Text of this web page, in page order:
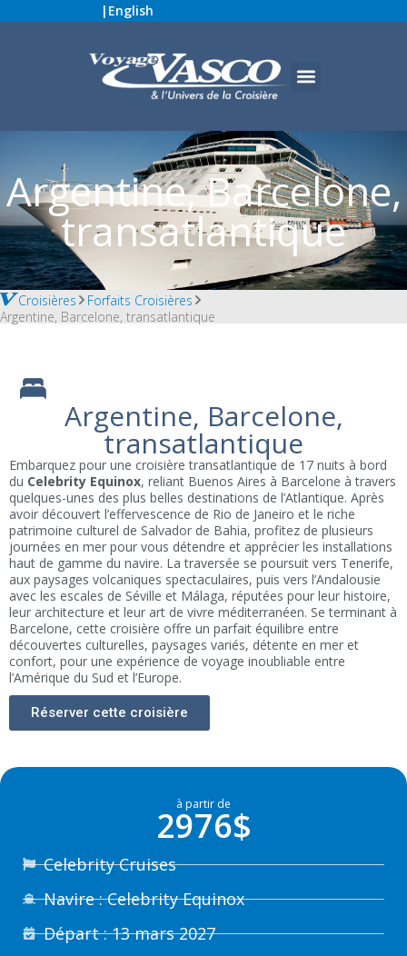
| English
Argentine, Barcelone,
transatlantique
Croisières
Forfaits Croisières
Argentine, Barcelone, transatlantique
Argentine, Barcelone,
transatlantique
Embarquez pour une croisière transatlantique de 17 nuits à bord
du Celebrity Equinox, reliant Buenos Aires à Barcelone à travers
quelques-unes des plus belles destinations de l’Atlantique. Après
avoir découvert l’effervescence de Rio de Janeiro et le riche
patrimoine culturel de Salvador de Bahia, profitez de plusieurs
journées en mer pour vous détendre et apprécier les installations
haut de gamme du navire. La traversée se poursuit vers Tenerife,
aux paysages volcaniques spectaculaires, puis vers l’Andalousie
avec les escales de Séville et Málaga, réputées pour leur histoire,
leur architecture et leur art de vivre méditerranéen. Se terminant à
Barcelone, cette croisière offre un parfait équilibre entre
découvertes culturelles, paysages variés, détente en mer et
confort, pour une expérience de voyage inoubliable entre
l’Amérique du Sud et l’Europe.
Réserver cette croisière
à partir de
2976$
Celebrity Cruises
Navire : Celebrity Equinox
Départ : 13 mars 2027